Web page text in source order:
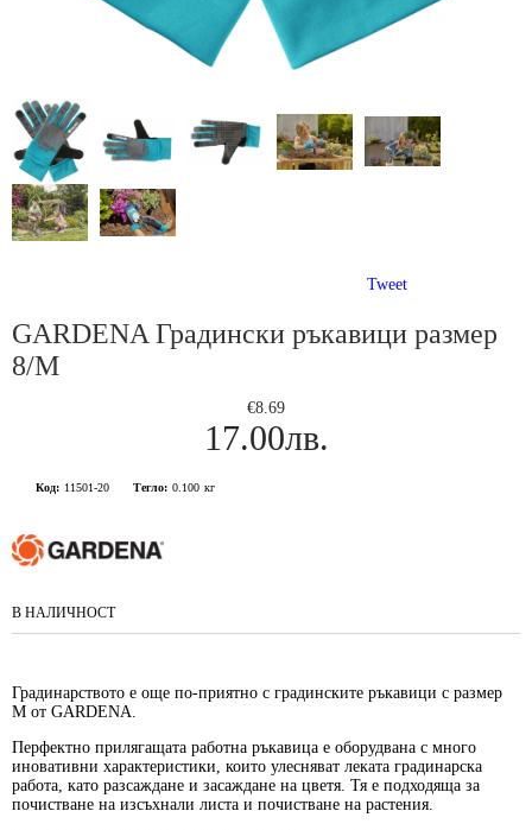
Tweet
GARDENA Градински ръкавици размер
8/M
€8.69
17.00лв.
Код: 11501-20 Тегло: 0.100 кг
В НАЛИЧНОСТ
Градинарството е още по-приятно с градинските ръкавици с размер
М от GARDENA.
Перфектно прилягащата работна ръкавица е оборудвана с много
иновативни характеристики, които улесняват леката градинарска
работа, като разсаждане и засаждане на цветя. Тя е подходяща за
почистване на изсъхнали листа и почистване на растения.